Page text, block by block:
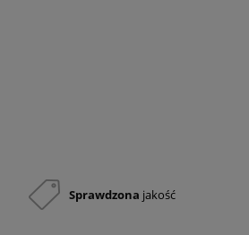
Sprawdzona jakość